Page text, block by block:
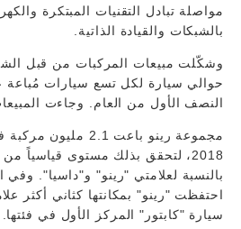
مواصلة تبادل التقنيات المبتكرة
بالشبكات والقيادة الذاتية.
وشكّلت مبيعات المركبات من قبل
حوالي سيارة لكل تسع سيارات مُباعة
النصف الأول من العام. وجاءت
مجموعة رينو باعت
2018، لتحقق بذلك مستوى قياسياً
بالنسبة لعلامتي "رينو" و"داسيا". وفي
احتفظت "رينو" بمكانتها كثاني أكثر
سيارة "كابتور" المركز الأول في فئتها.